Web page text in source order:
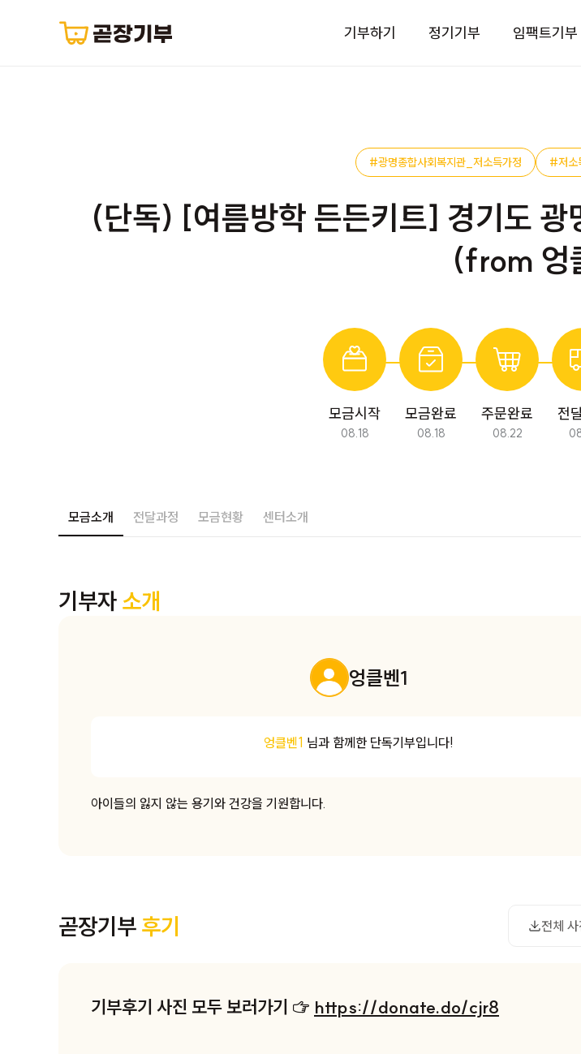
기부하기 정기기부 임팩트기부
#광명종합사회복지관_저소득가정 #저소
(단독) [여름방학 든든키트] 경기도
(from 엉
모금시작
08.18
모금완료
08.18
주문완료
08.22
전
모금소개 전달과정 모금현황 센터소개
기부자 소개
엉클벤1
엉클벤1 님과 함께한 단독기부입니다!
아이들의 잃지 않는 용기와 건강을 기원합니다.
곧장기부 후기 전체사
기부후기 사진 모두 보러가기 ☞ https://donate.do/cjr8